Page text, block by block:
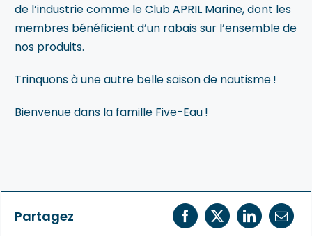
de l’industrie comme le Club APRIL Marine, dont les
membres bénéficient d’un rabais sur l’ensemble de
nos produits.
Trinquons à une autre belle saison de nautisme !
Bienvenue dans la famille Five-Eau !
Partagez